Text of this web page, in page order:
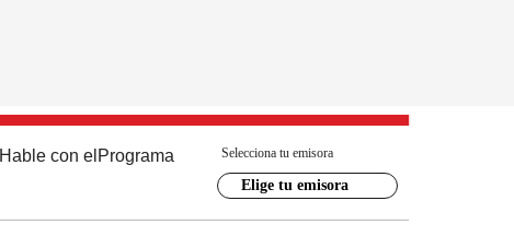
Hable con el Programa Selecciona tu emisora
Elige tu emisora